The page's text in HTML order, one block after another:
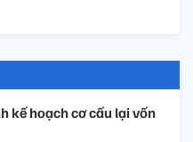
kế hoạch cơ cấu lại vốn